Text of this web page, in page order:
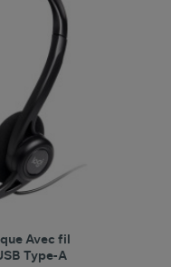
Avec fil
Type-A